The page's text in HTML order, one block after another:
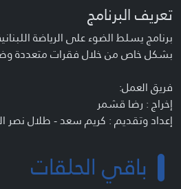
تعريف البرنامج
برنامج يسلط الضوء على الرياضة
بشكل خاص من خلال فقرات متعددة
فريق العمل:
إخراج : رضا قشمر
إعداد وتقديم : كريم سعد - طلال نصر
باقي الحلقات